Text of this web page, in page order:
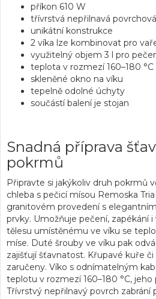
příkon 610 W
třívrstvá nepřilnavá
unikátní konstrukce
2 víka lze kombinovat pro
využitelný objem 3 l pro
teplota v rozmezí 160–180 °C
skleněné okno na víku
tepelně odolné úchyty
součástí balení je stojan
Snadná příprava
pokrmů
Připravte si jakýkoliv druh pokrmů
chleba s pečicí mísou Remoska
granitovém provedení s
prvky. Umožňuje pečení, zapékání i
tělesu umístěnému ve víku se
míse. Duté šrouby ve víku pak
zajišťují šťavnatost. Křupavé kuře
zaručeny. Víko s odnímatelným
teplotu v rozmezí 160–180 °C,
Třívrstvý nepřilnavý povrch zabrání